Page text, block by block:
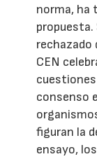
norma, ha
propuesta.
rechazado
CEN
consenso
figuran la
ensayo,